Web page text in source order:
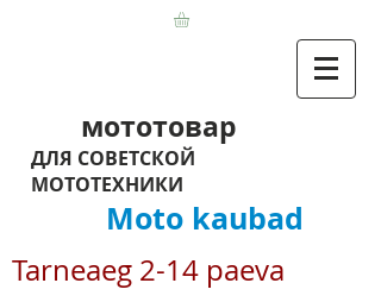
мототовар
ДЛЯ СОВЕТСКОЙ
МОТОТЕХНИКИ
Moto kaubad
Tarneaeg 2-14 paeva